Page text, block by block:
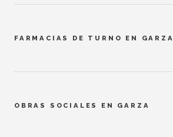
FARMACIAS DE TURNO EN GARZA
OBRAS SOCIALES EN GARZA